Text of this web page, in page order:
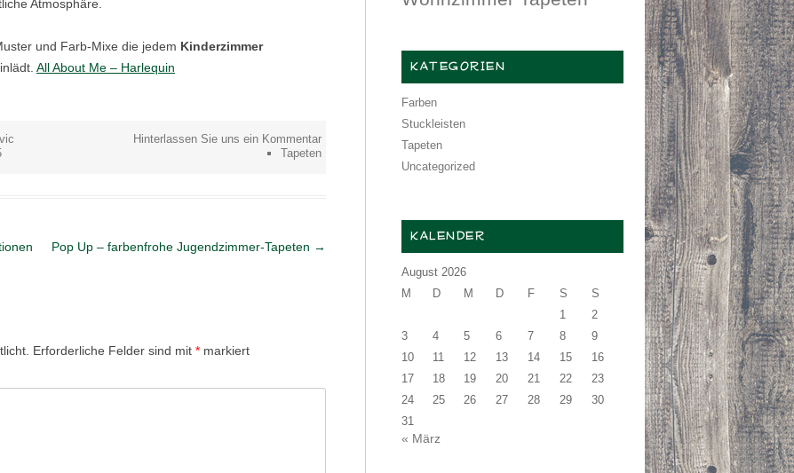
Atmosphäre.
und Farb-Mixe die jedem Kinderzimmer
All About Me – Harlequin
Hinterlassen Sie uns ein Kommentar
Tapeten
Pop Up – farbenfrohe Jugendzimmer-Tapeten →
Erforderliche Felder sind mit * markiert
KATEGORIEN
Farben
Stuckleisten
Tapeten
Uncategorized
KALENDER
August 2026
M
D M D F S
S
1
2
3
4 5 6 7 8
9
10
11 12 13 14 15
16
17
18 19 20 21 22
23
24
25 26 27 28 29
30
31
« März